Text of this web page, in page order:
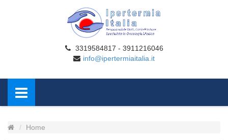
3319584817 - 3911216046
info@ipertermiaitalia.it
Home